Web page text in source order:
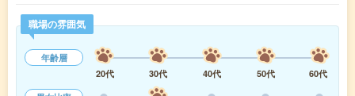
職場の雰囲気
年齢層
20代
30代 40代 50代
60代